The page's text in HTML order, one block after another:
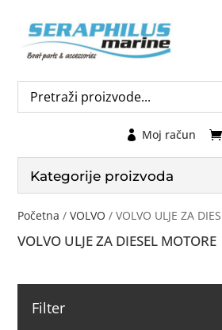
Moj račun
Kategorije proizvoda
Početna /VOLVO / VOLVO ULJE ZA
VOLVO ULJE ZA DIESEL MOTORE
Filter